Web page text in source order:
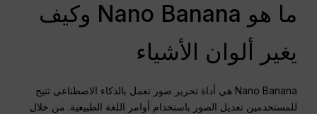
ما هو Nano Banana وكيف
يغير ألوان الأشياء
Nano Banana هي أداة تحرير صور تعمل بالذكاء الاصطناعي تتيح
للمستخدمين تعديل الصور باستخدام أوامر اللغة الطبيعية. من خلال